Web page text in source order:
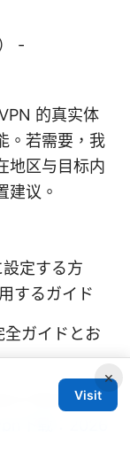
-
的真实体
。若需要，我
地区与目标内
建议。
定する方
するガイド
ガイドとお
It Work and
×
Visit